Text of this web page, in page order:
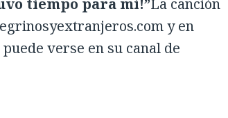
tiempo para mí!”La canción
y en
verse en su canal de